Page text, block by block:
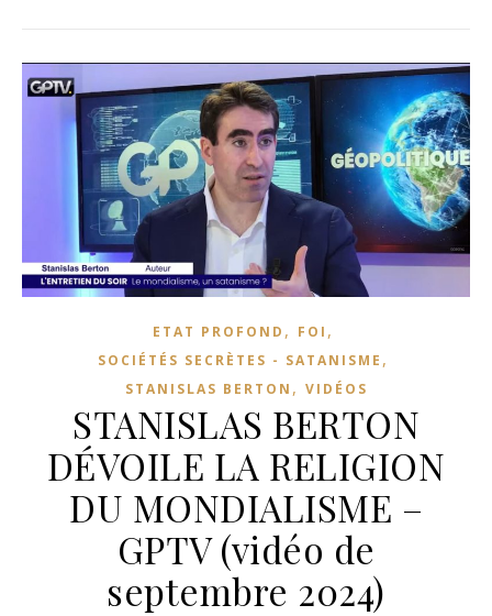
ETAT PROFOND , FOI ,
SOCIÉTÉS SECRÈTES - SATANISME ,
STANISLAS BERTON , VIDÉOS
STANISLAS BERTON
DÉVOILE LA RELIGION
DU MONDIALISME –
GPTV (vidéo de
septembre 2024)